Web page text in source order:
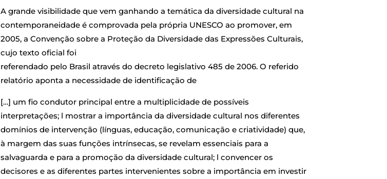
A grande visibilidade que vem ganhando a temática da diversidade cultural na
contemporaneidade é comprovada pela própria UNESCO ao promover, em
2005, a Convenção sobre a Proteção da Diversidade das Expressões Culturais,
cujo texto oficial foi
referendado pelo Brasil através do decreto legislativo 485 de 2006. O referido
relatório aponta a necessidade de identificação de
[…] um fio condutor principal entre a multiplicidade de possíveis
interpretações; l mostrar a importância da diversidade cultural nos diferentes
domínios de intervenção (línguas, educação, comunicação e criatividade) que,
à margem das suas funções intrínsecas, se revelam essenciais para a
salvaguarda e para a promoção da diversidade cultural; l convencer os
decisores e as diferentes partes intervenientes sobre a importância em investir